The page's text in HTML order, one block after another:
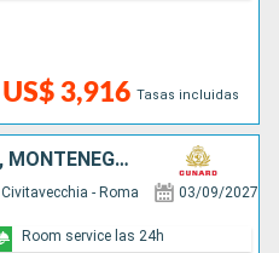
US$ 3,916 Tasas incluidas
FRANCIA, ESPAÑA, MALTA, MONTENEGRO, CROACIA, GRECIA, ITALIA
Civitavecchia - Roma 03/09/2027
Room service las 24h